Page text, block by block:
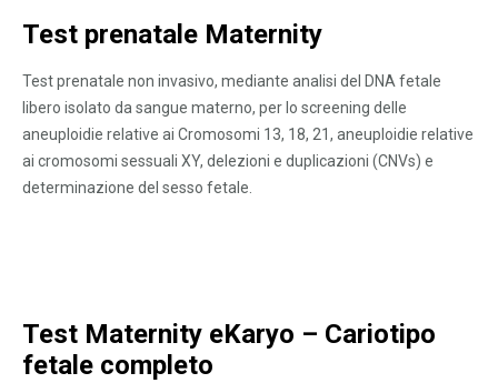
Test prenatale Maternity
Test prenatale non invasivo, mediante analisi del DNA fetale
libero isolato da sangue materno, per lo screening delle
aneuploidie relative ai Cromosomi 13, 18, 21, aneuploidie relative
ai cromosomi sessuali XY, delezioni e duplicazioni (CNVs) e
determinazione del sesso fetale.
Test Maternity eKaryo – Cariotipo
fetale completo